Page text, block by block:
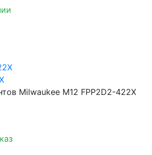
Milwaukee M12 FPP2D2-422X